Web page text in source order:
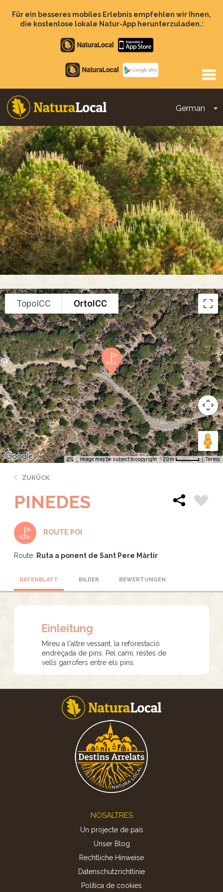
zumFür ein besseres mobiles Erlebnis empfehlen wir Ihnen,
die kostenlose lokale Natur-App herunterzuladen.:
Apple
store
Google
Play
German
Main
navigation
TopoICC OrtoICC
Image may be subject to copyright 20 m Terms
ZURÜCK
PINEDES
ROUTE POI
Route: Ruta a ponent de Sant Pere Màrtir
DATENBLATT BILDER BEWERTUNGEN
Einleitung
Mireu a l'altre vessant, la reforestació
endreçada de pins. Pel camí, restes de
vells garrofers entre els pins.
NOSALTRES
Un projecte de país
Unser Blog
Rechtliche Hinweise
Datenschutzrichtlinie
Politica de cookies